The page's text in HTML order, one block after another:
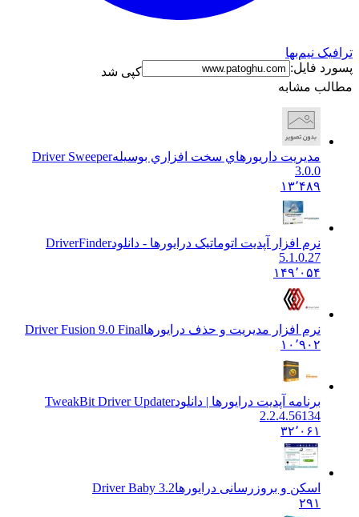
نیم‌بها
فایل:
کپی شد
مشابه
مديريت داريورهاي سخت افزاري بوسيلهDriver Sweeper
۱۳٬۴۸۹
نرم افزار آپدیت اتوماتیک درایورها - دانلود DriverFinder
5.1.0.27
۱۴۹٬۰۵۴
نرم افزار مدیریت و حذف درایورها Driver Fusion 9.0 Final
۱۰٬۹۰۲
برنامه آپدیت درایورها | دانلود TweakBit Driver Updater
2.2.4.56134
۳۲٬۰۶۱
اسکن و بروزرسانی درایورها Driver Baby 3.2